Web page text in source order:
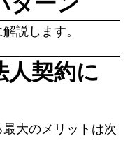
説します。
人契約に
大のメリットは次